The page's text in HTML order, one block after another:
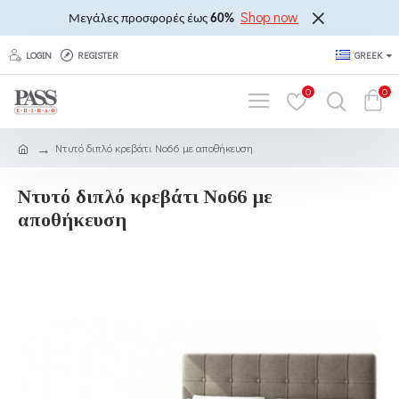
Μεγάλες προσφορές έως 60% Shop now
LOGIN REGISTER GREEK
0 0
Ντυτό διπλό κρεβάτι Νο66 με αποθήκευση
Ντυτό διπλό κρεβάτι Νο66 με
αποθήκευση